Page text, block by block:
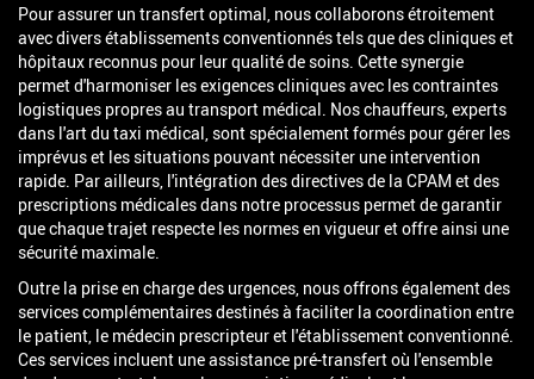
Pour assurer un transfert optimal, nous collaborons étroitement
avec divers établissements conventionnés tels que des cliniques et
hôpitaux reconnus pour leur qualité de soins. Cette synergie
permet d'harmoniser les exigences cliniques avec les contraintes
logistiques propres au transport médical. Nos chauffeurs, experts
dans l'art du taxi médical, sont spécialement formés pour gérer les
imprévus et les situations pouvant nécessiter une intervention
rapide. Par ailleurs, l'intégration des directives de la CPAM et des
prescriptions médicales dans notre processus permet de garantir
que chaque trajet respecte les normes en vigueur et offre ainsi une
sécurité maximale.
Outre la prise en charge des urgences, nous offrons également des
services complémentaires destinés à faciliter la coordination entre
le patient, le médecin prescripteur et l'établissement conventionné.
Ces services incluent une assistance pré-transfert où l'ensemble